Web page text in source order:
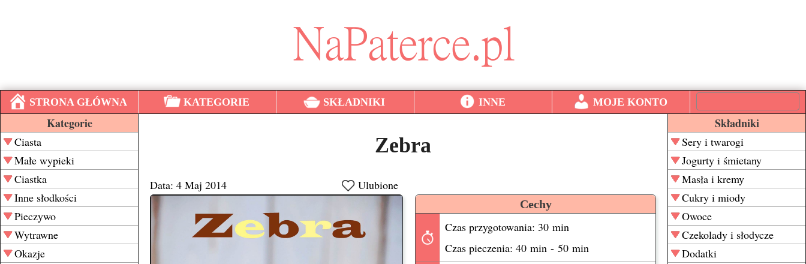
STRONA GŁÓWNA KATEGORIE SKŁADNIKI INNE MOJE KONTO
Kategorie
Ciasta
Małe wypieki
Ciastka
Inne słodkości
Pieczywo
Wytrawne
Okazje
Składniki
Sery i twarogi
Jogurty i śmietany
Masła i kremy
Cukry i miody
Owoce
Czekolady i słodycze
Dodatki
Zebra
Data: 4 Maj 2014 Ulubione
Cechy
Czas przygotowania: 30 min
Czas pieczenia: 40 min - 50 min